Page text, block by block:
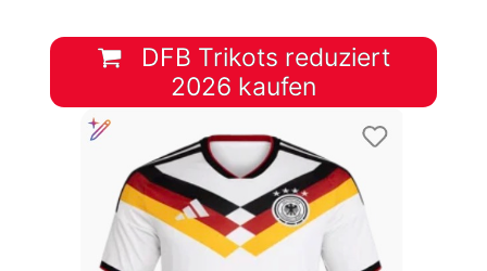
DFB Trikots reduziert
2026 kaufen